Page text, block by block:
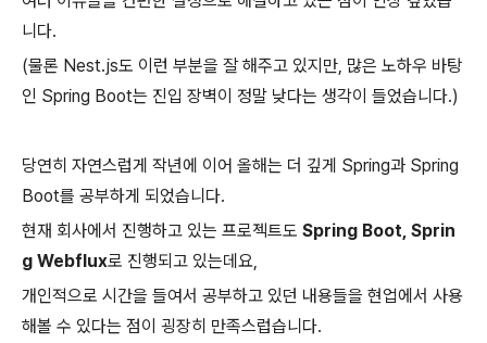
니다.
(물론 Nest.js도 이런 부분을 잘 해주고 있지만, 많은 노하우 바탕
인 Spring Boot는 진입 장벽이 정말 낮다는 생각이 들었습니다.)
당연히 자연스럽게 작년에 이어 올해는 더 깊게 Spring과 Spring
Boot를 공부하게 되었습니다.
현재 회사에서 진행하고 있는 프로젝트도 Spring Boot, Sprin
g Webflux로 진행되고 있는데요,
개인적으로 시간을 들여서 공부하고 있던 내용들을 현업에서 사용
해볼 수 있다는 점이 굉장히 만족스럽습니다.